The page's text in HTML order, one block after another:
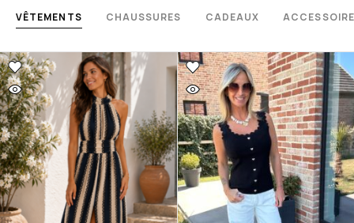
VÊTEMENTS CHAUSSURES CADEAUX